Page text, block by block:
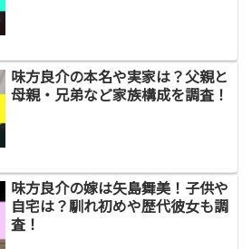
味方良介の本名や実家は？父親と
母親・兄弟など家族構成を調査！
味方良介の嫁は矢島舞美！子供や
自宅は？馴れ初めや歴代彼女も調
査！